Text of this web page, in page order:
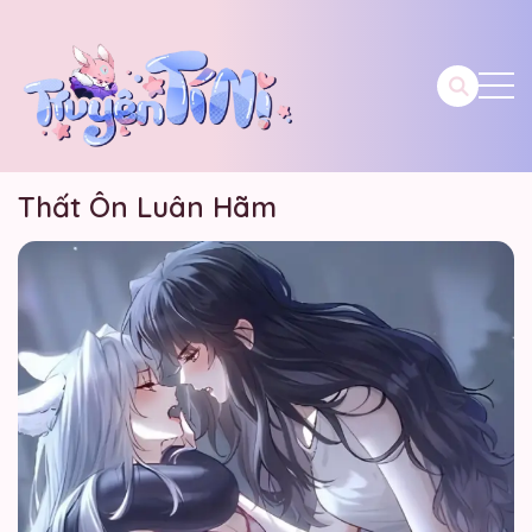
Thất Ôn Luân Hãm